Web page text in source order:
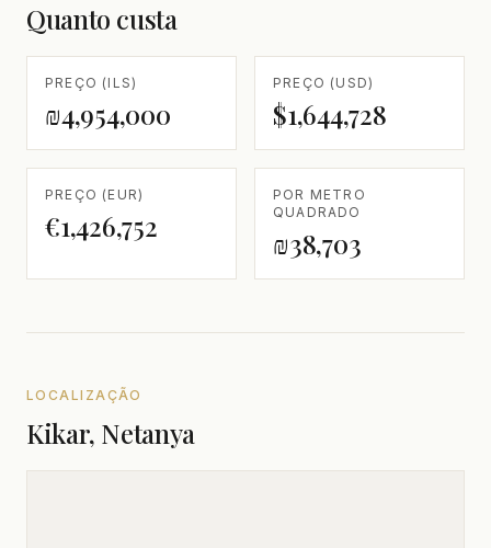
Quanto custa
PREÇO (ILS)
₪4,954,000
PREÇO (USD)
$1,644,728
PREÇO (EUR)
€1,426,752
POR METRO
QUADRADO
₪38,703
LOCALIZAÇÃO
Kikar, Netanya